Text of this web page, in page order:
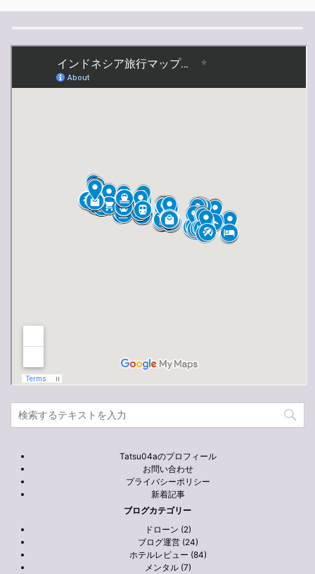
Tatsu04aのプロフィール
お問い合わせ
プライバシーポリシー
新着記事
ブログカテゴリー
ドローン (2)
ブログ運営 (24)
ホテルレビュー (84)
メンタル (7)